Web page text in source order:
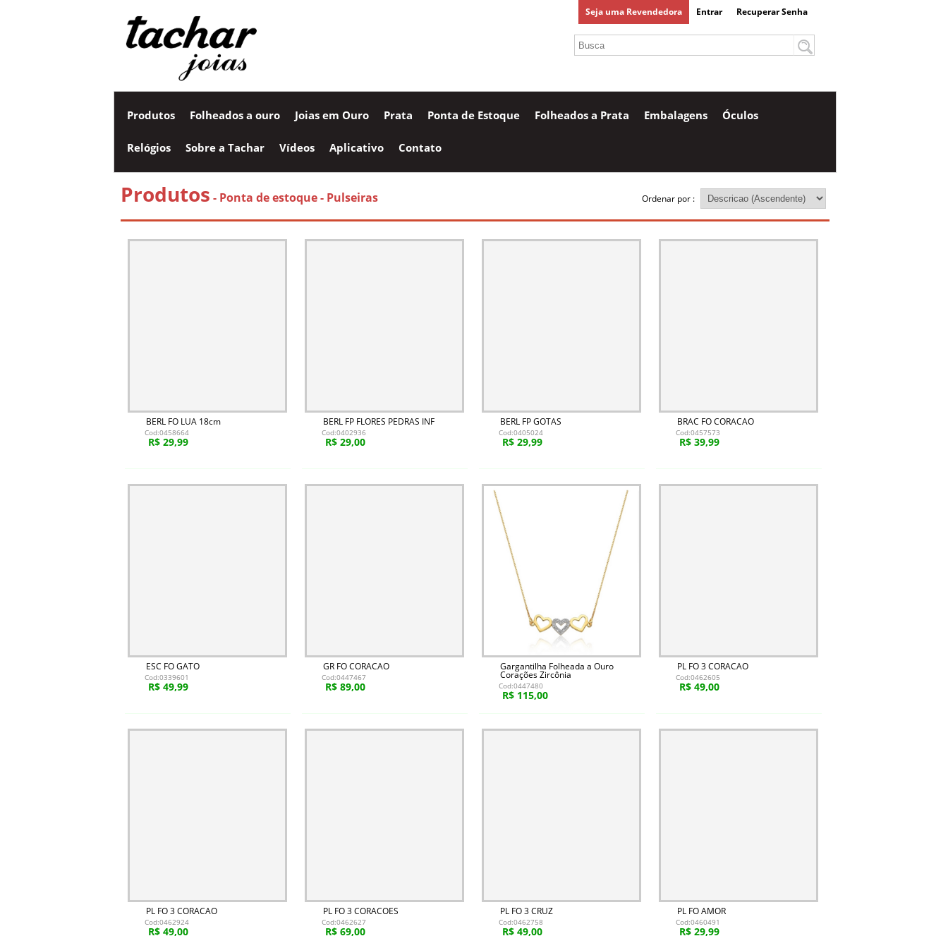
Seja uma Revendedora Entrar Recuperar Senha
Produtos Folheados a ouro Joias em Ouro Prata Ponta de Estoque Folheados a Prata Embalagens Óculos
Relógios Sobre a Tachar Vídeos Aplicativo Contato
Produtos - Ponta de estoque- Pulseiras Ordenar por :
BERL FO LUA 18cm
Cod:0458664
R$ 29,99
BERL FP FLORES PEDRAS INF
Cod:0402936
R$ 29,00
BERL FP GOTAS
Cod:0405024
R$ 29,99
BRAC FO CORACAO
Cod:0457573
R$ 39,99
ESC FO GATO
Cod:0339601
R$ 49,99
GR FO CORACAO
Cod:0447467
R$ 89,00
Gargantilha Folheada a Ouro
Corações Zircônia
Cod:0447480
R$ 115,00
PL FO 3 CORACAO
Cod:0462605
R$ 49,00
PL FO 3 CORACAO
Cod:0462924
R$ 49,00
PL FO 3 CORACOES
Cod:0462627
R$ 69,00
PL FO 3 CRUZ
Cod:0462758
R$ 49,00
PL FO AMOR
Cod:0460491
R$ 29,99